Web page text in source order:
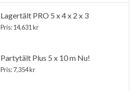
Lagertält PRO 5 x 4 x 2 x 3
Pris: 14,631 kr
Partytält Plus 5 x 10 m Nu!
Pris: 7,354 kr